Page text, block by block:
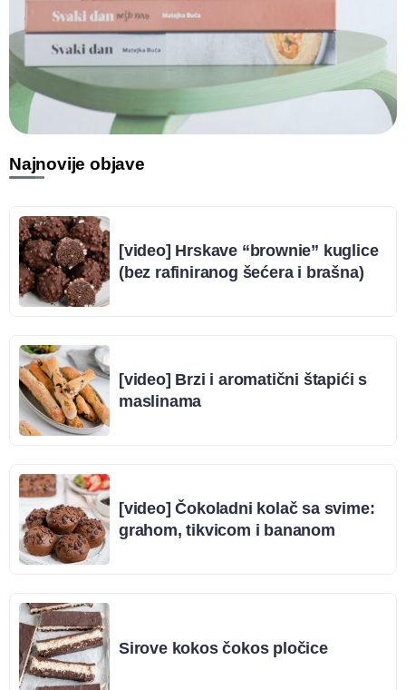
Najnovije objave
[video] Hrskave “brownie” kuglice
(bez rafiniranog šećera i brašna)
[video] Brzi i aromatični štapići s
maslinama
[video] Čokoladni kolač sa svime:
grahom, tikvicom i bananom
Sirove kokos čokos pločice